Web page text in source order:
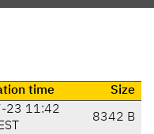
time Size
23 11:42
8342 B